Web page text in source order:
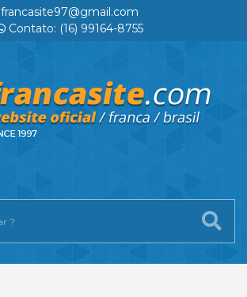
francasite97@gmail.com
Contato: (16) 99164-8755